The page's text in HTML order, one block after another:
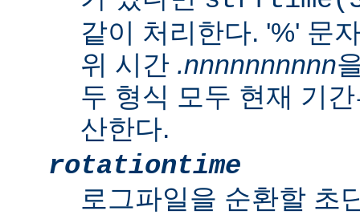
같이 처리한다. '%' 문
위 시간 .nnnnnnnnnn
두 형식 모두 현재 기
산한다.
rotationtime
로그파일을 순환할 초